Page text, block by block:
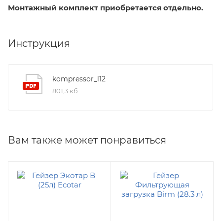
Монтажный комплект приобретается отдельно.
Инструкция
kompressor_l12
801,3 кб
Вам также может понравиться